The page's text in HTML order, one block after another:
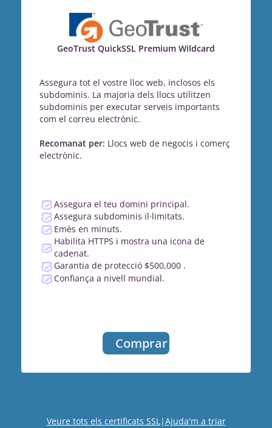
GeoTrust QuickSSL Premium Wildcard
Assegura tot el vostre lloc web, inclosos els
subdominis. La majoria dels llocs utilitzen
subdominis per executar serveis importants
com el correu electrònic.
Recomanat per: Llocs web de negocis i comerç
electrònic.
Assegura el teu domini principal.
Assegura subdominis il·limitats.
Emès en minuts.
Habilita HTTPS i mostra una icona de
cadenat.
Garantia de protecció $500,000 .
Confiança a nivell mundial.
Comprar
Veure tots els certificats SSL |Ajuda'm a triar